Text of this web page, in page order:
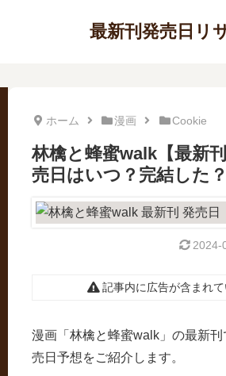
最新刊発売日リ
ホーム 漫画 Cookie
林檎と蜂蜜walk【最新
売日はいつ？完結した？
2024-
記事内に広告が含まれて
漫画「林檎と蜂蜜walk」の最新
売日予想をご紹介します。